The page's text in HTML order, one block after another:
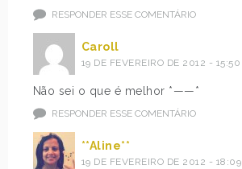
RESPONDER ESSE COMENTÁRIO
Caroll
19 DE FEVEREIRO DE 2012 - 15:50
Não sei o que é melhor *——*
RESPONDER ESSE COMENTÁRIO
**Aline**
19 DE FEVEREIRO DE 2012 - 18:09